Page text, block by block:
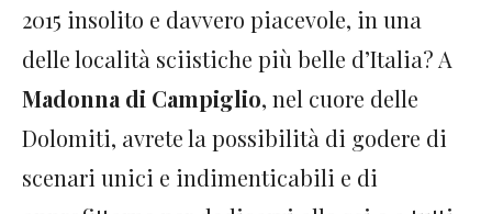
2015 insolito e davvero piacevole, in una
delle località sciistiche più belle d’Italia? A
Madonna di Campiglio, nel cuore delle
Dolomiti, avrete la possibilità di godere di
scenari unici e indimenticabili e di